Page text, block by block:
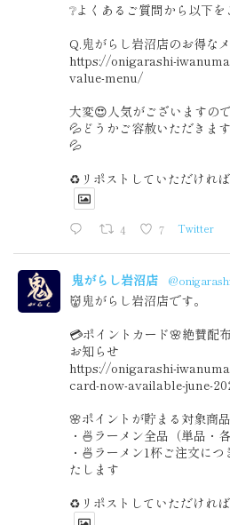
❔よくあるご質問から以下
Q.鬼がらし岩沼店のお得な
https://onigarashi-
value-menu/
大変😍人気がございますの
💦どうかご容赦いただきま
💦
♻️リポストしていただけれ
4 7 Twitter
鬼がらし岩沼店
👹鬼がらし岩沼店です。
💳ポイントカード🌸絶賛配
お知らせ
https://onigarashi-
card-now-available-june-
🌸ポイントが貯まる対象商品
・🍜ラーメン全品（単品・
・🍜ラーメン1杯ご注文に
たします
♻️リポストしていただけれ